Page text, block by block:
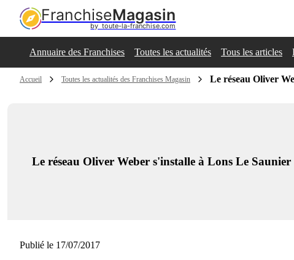
FranchiseMagasin
by  toute-la-franchise.com
Annuaire des Franchises Toutes les actualités Tous les articles
Accueil Toutes les actualités des Franchises Magasin Le réseau Oliver
Le réseau Oliver Weber s'installe à Lons Le Saunier
Publié le 17/07/2017